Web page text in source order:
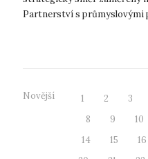
Partnerství s průmyslovými
Novější 1 2 3
8
9 10
14
15 16